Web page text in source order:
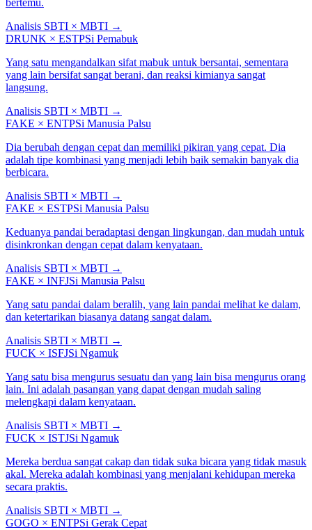
bertemu.
Analisis SBTI × MBTI →
DRUNK × ESTPSi Pemabuk
Yang satu mengandalkan sifat mabuk untuk bersantai, sementara
yang lain bersifat sangat berani, dan reaksi kimianya sangat
langsung.
Analisis SBTI × MBTI →
FAKE × ENTPSi Manusia Palsu
Dia berubah dengan cepat dan memiliki pikiran yang cepat. Dia
adalah tipe kombinasi yang menjadi lebih baik semakin banyak dia
berbicara.
Analisis SBTI × MBTI →
FAKE × ESTPSi Manusia Palsu
Keduanya pandai beradaptasi dengan lingkungan, dan mudah untuk
disinkronkan dengan cepat dalam kenyataan.
Analisis SBTI × MBTI →
FAKE × INFJSi Manusia Palsu
Yang satu pandai dalam beralih, yang lain pandai melihat ke dalam,
dan ketertarikan biasanya datang sangat dalam.
Analisis SBTI × MBTI →
FUCK × ISFJSi Ngamuk
Yang satu bisa mengurus sesuatu dan yang lain bisa mengurus orang
lain. Ini adalah pasangan yang dapat dengan mudah saling
melengkapi dalam kenyataan.
Analisis SBTI × MBTI →
FUCK × ISTJSi Ngamuk
Mereka berdua sangat cakap dan tidak suka bicara yang tidak masuk
akal. Mereka adalah kombinasi yang menjalani kehidupan mereka
secara praktis.
Analisis SBTI × MBTI →
GOGO × ENTPSi Gerak Cepat